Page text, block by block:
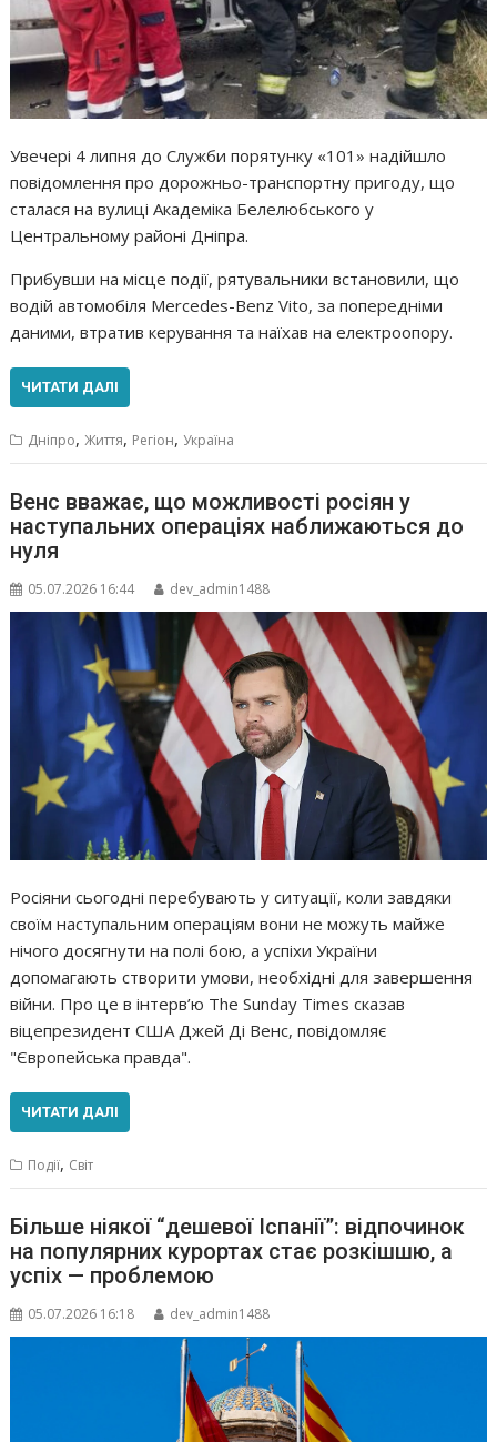
Увечері 4 липня до Служби порятунку «101» надійшло
повідомлення про дорожньо-транспортну пригоду, що
сталася на вулиці Академіка Белелюбського у
Центральному районі Дніпра.
Прибувши на місце події, рятувальники встановили, що
водій автомобіля Mercedes-Benz Vito, за попередніми
даними, втратив керування та наїхав на електроопору.
ЧИТАТИ ДАЛІ
Дніпро,Життя, Регіон,Україна
Венс вважає, що можливості росіян у
наступальних операціях наближаються до
нуля
05.07.2026 16:44 dev_admin1488
Росіяни сьогодні перебувають у ситуації, коли завдяки
своїм наступальним операціям вони не можуть майже
нічого досягнути на полі бою, а успіхи України
допомагають створити умови, необхідні для завершення
війни. Про це в інтерв’ю The Sunday Times сказав
віцепрезидент США Джей Ді Венс, повідомляє
"Європейська правда".
ЧИТАТИ ДАЛІ
Події, Світ
Більше ніякої “дешевої Іспанії”: відпочинок
на популярних курортах стає розкішшю, а
успіх — проблемою
05.07.2026 16:18 dev_admin1488